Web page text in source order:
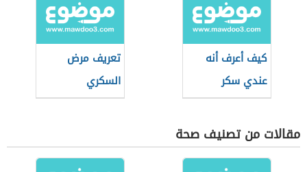
كيف أعرف أنه
عندي سكر
تعريف مرض
السكري
مقالات من تصنيف صحة